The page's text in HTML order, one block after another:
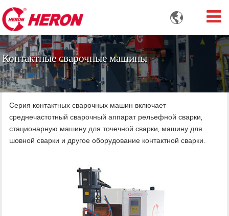

Контактные сварочные машины
Серия контактных сварочных машин включает
среднечастотный сварочный аппарат рельефной сварки,
стационарную машину для точечной сварки, машину для
шовной сварки и другое оборудование контактной сварки.